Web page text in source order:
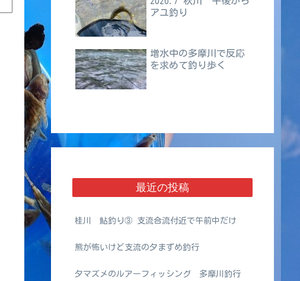
アユ釣り
増水中の多摩川で反応
を求めて釣り歩く
最近の投稿
桂川 鮎釣り③ 支流合流付近で午前中だけ
熊が怖いけど支流の夕まずめ釣行
夕マズメのルアーフィッシング 多摩川釣行